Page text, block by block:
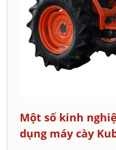
Một số kinh
dụng máy cày